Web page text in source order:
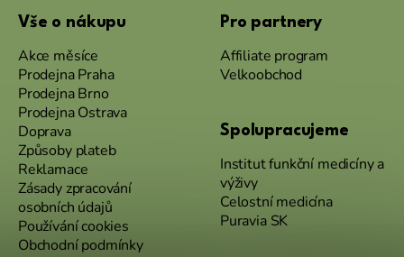
Vše o nákupu
Akce měsíce
Prodejna Praha
Prodejna Brno
Prodejna Ostrava
Doprava
Způsoby plateb
Reklamace
Zásady zpracování
osobních údajů
Používání cookies
Obchodní podmínky
Pro partnery
Affiliate program
Velkoobchod
Spolupracujeme
Institut funkční medicíny a
výživy
Celostní medicína
Puravia SK